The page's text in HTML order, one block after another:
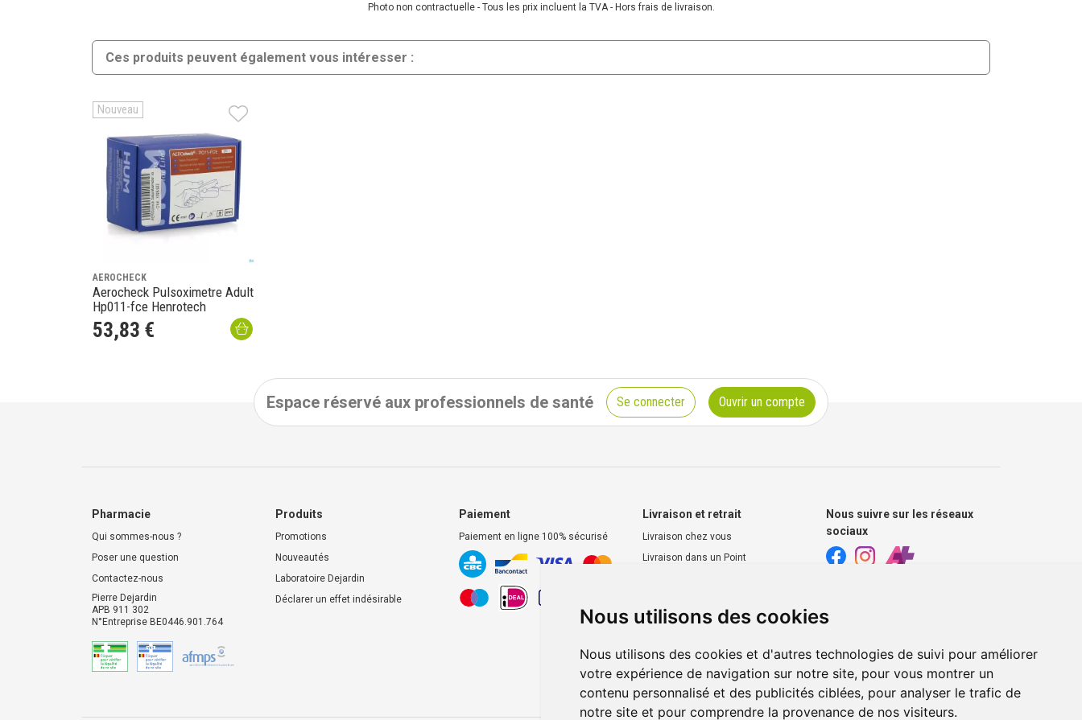
Nous utilisons des cookies
Nous utilisons des cookies et d'autres technologies de suivi pour améliorer
votre expérience de navigation sur notre site, pour vous montrer un
contenu personnalisé et des publicités ciblées, pour analyser le trafic de
notre site et pour comprendre la provenance de nos visiteurs.
Photo non contractuelle - Tous les prix incluent la TVA - Hors frais de livraison.
Ces produits peuvent également vous intéresser :
Nouveau
AEROCHECK
Aerocheck Pulsoximetre Adult
Hp011-fce Henrotech
53,83 €
Espace réservé aux professionnels de santé Se connecter Ouvrir un compte
Pharmacie
Qui sommes-nous ?
Poser une question
Contactez-nous
Pierre Dejardin
APB 911 302
N°Entreprise BE0446.901.764
Produits
Promotions
Nouveautés
Laboratoire Dejardin
Déclarer un effet indésirable
Paiement
Paiement en ligne 100% sécurisé
Livraison et retrait
Livraison chez vous
Livraison dans un Point
Retrait en casiers extérieurs
Nous suivre sur les réseaux
sociaux